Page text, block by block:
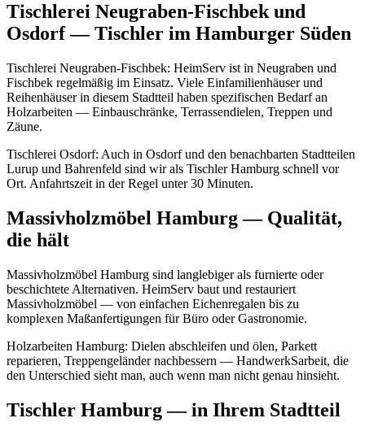
Tischlerei Neugraben-Fischbek und
Osdorf — Tischler im Hamburger Süden
Tischlerei Neugraben-Fischbek: HeimServ ist in Neugraben und
Fischbek regelmäßig im Einsatz. Viele Einfamilienhäuser und
Reihenhäuser in diesem Stadtteil haben spezifischen Bedarf an
Holzarbeiten — Einbauschränke, Terrassendielen, Treppen und
Zäune.
Tischlerei Osdorf: Auch in Osdorf und den benachbarten Stadtteilen
Lurup und Bahrenfeld sind wir als Tischler Hamburg schnell vor
Ort. Anfahrtszeit in der Regel unter 30 Minuten.
Massivholzmöbel Hamburg — Qualität,
die hält
Massivholzmöbel Hamburg sind langlebiger als furnierte oder
beschichtete Alternativen. HeimServ baut und restauriert
Massivholzmöbel — von einfachen Eichenregalen bis zu
komplexen Maßanfertigungen für Büro oder Gastronomie.
Holzarbeiten Hamburg: Dielen abschleifen und ölen, Parkett
reparieren, Treppengeländer nachbessern — HandwerkSarbeit, die
den Unterschied sieht man, auch wenn man nicht genau hinsieht.
Tischler Hamburg — in Ihrem Stadtteil